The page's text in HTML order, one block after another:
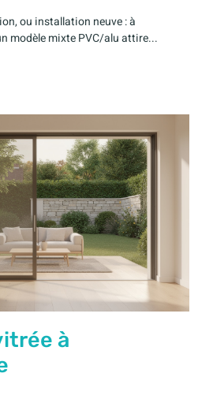
ou installation neuve : à
modèle mixte PVC/alu attire...
à